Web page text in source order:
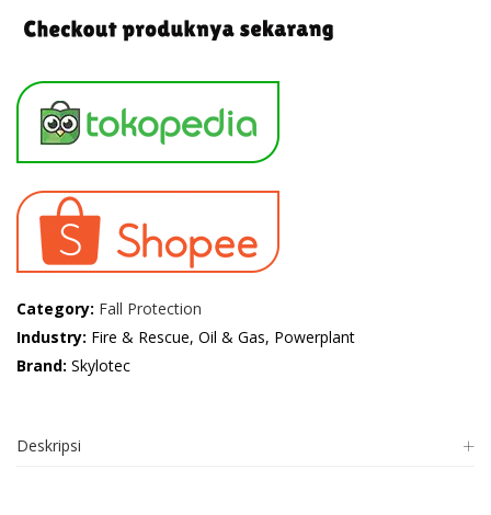
Category: Fall Protection
Industry: Fire & Rescue, Oil & Gas, Powerplant
Brand: Skylotec
Deskripsi